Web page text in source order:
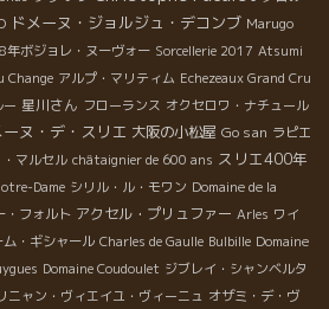
ドメーヌ・ジョルジュ・デコンブ Marugo
年ボジョレ・ヌーヴォー Sorcellerie 2017 Atsumi
Change アルプ・マリティム Echezeaux Grand Cru
星川さん フローランス オクセロワ・ナチュール
ーヌ・デ・スリエ 大阪の小松屋 Go san ラピエ
マルセル châtaignier de 600 ans スリエ400年
Dame シリル・ル・モワン Domaine de la
・フォルト アクセル・プリュファー Arles ワイ
ム・ギシャール Charles de Gaulle Bulbille Domaine
Domaine Coudoulet ジブレイ・シャンベルタ
ニャン・ヴィエイユ・ヴィーニュ オザミ・デ・ヴ